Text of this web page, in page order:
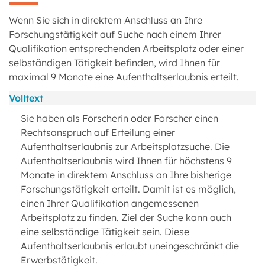
Wenn Sie sich in direktem Anschluss an Ihre
Forschungstätigkeit auf Suche nach einem Ihrer
Qualifikation entsprechenden Arbeitsplatz oder einer
selbständigen Tätigkeit befinden, wird Ihnen für
maximal 9 Monate eine Aufenthaltserlaubnis erteilt.
Volltext
Sie haben als Forscherin oder Forscher einen
Rechtsanspruch auf Erteilung einer
Aufenthaltserlaubnis zur Arbeitsplatzsuche. Die
Aufenthaltserlaubnis wird Ihnen für höchstens 9
Monate in direktem Anschluss an Ihre bisherige
Forschungstätigkeit erteilt. Damit ist es möglich,
einen Ihrer Qualifikation angemessenen
Arbeitsplatz zu finden. Ziel der Suche kann auch
eine selbständige Tätigkeit sein. Diese
Aufenthaltserlaubnis erlaubt uneingeschränkt die
Erwerbstätigkeit.